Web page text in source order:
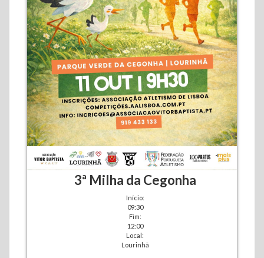
3ª Milha da Cegonha
Início:
09:30
Fim:
12:00
Local:
Lourinhã